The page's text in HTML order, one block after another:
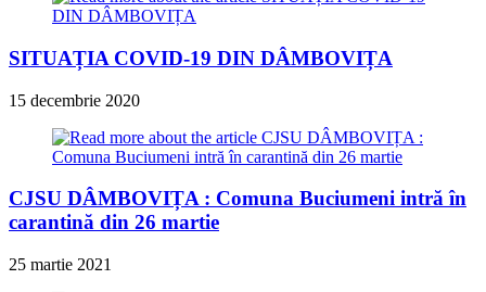
SITUAȚIA COVID-19 DIN DÂMBOVIȚA
15 decembrie 2020
CJSU DÂMBOVIȚA : Comuna Buciumeni intră în
carantină din 26 martie
25 martie 2021